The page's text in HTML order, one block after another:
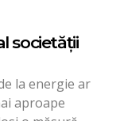
societății
la energie ar
aproape